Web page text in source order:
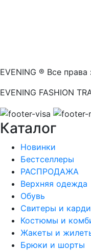
EVENING ® Все
EVENING FASHION
Каталог
Новинки
Бестселлеры
РАСПРОДАЖА
Верхняя одежда
Обувь
Свитеры и
Костюмы и
Жакеты и
Брюки и шорты